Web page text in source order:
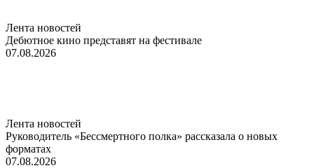
Лента новостей
Дебютное кино представят на фестивале
07.08.2026
Лента новостей
Руководитель «Бессмертного полка» рассказала о новых
форматах
07.08.2026